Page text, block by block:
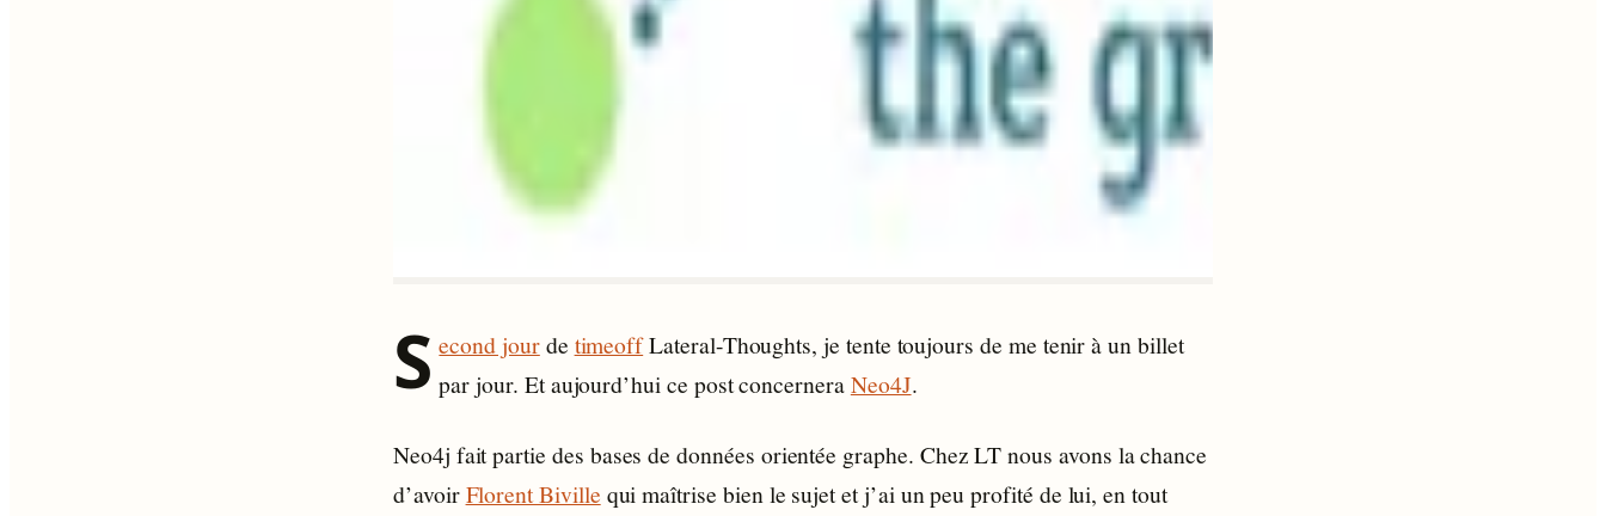
S econd jourde timeoffLateral-Thoughts, je tente toujours de me tenir à un billet
par jour. Et aujourd’hui ce post concerneraNeo4J.
Neo4j fait partie des bases de données orientée graphe. Chez LT nous avons la chance
d’avoirFlorent Biville qui maîtrise bien le sujet et j’ai un peu profité de lui, en tout